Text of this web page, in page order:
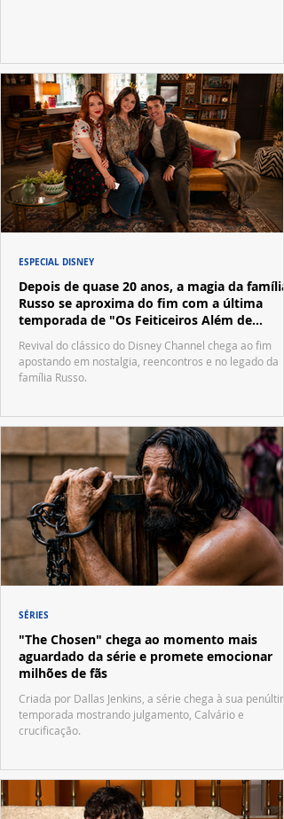
Depois de quase 20 anos, a magia da família
Russo se aproxima do fim com a última
temporada de "Os Feiticeiros Além de
Waverly Place"
Revival do clássico do Disney Channel chega ao fim
apostando em nostalgia, reencontros e no legado da
família Russo.
ESPECIAL DISNEY
"The Chosen" chega ao momento mais
aguardado da série e promete emocionar
milhões de fãs
Criada por Dallas Jenkins, a série chega à sua
temporada mostrando julgamento, Calvário e
crucificação.
SÉRIES